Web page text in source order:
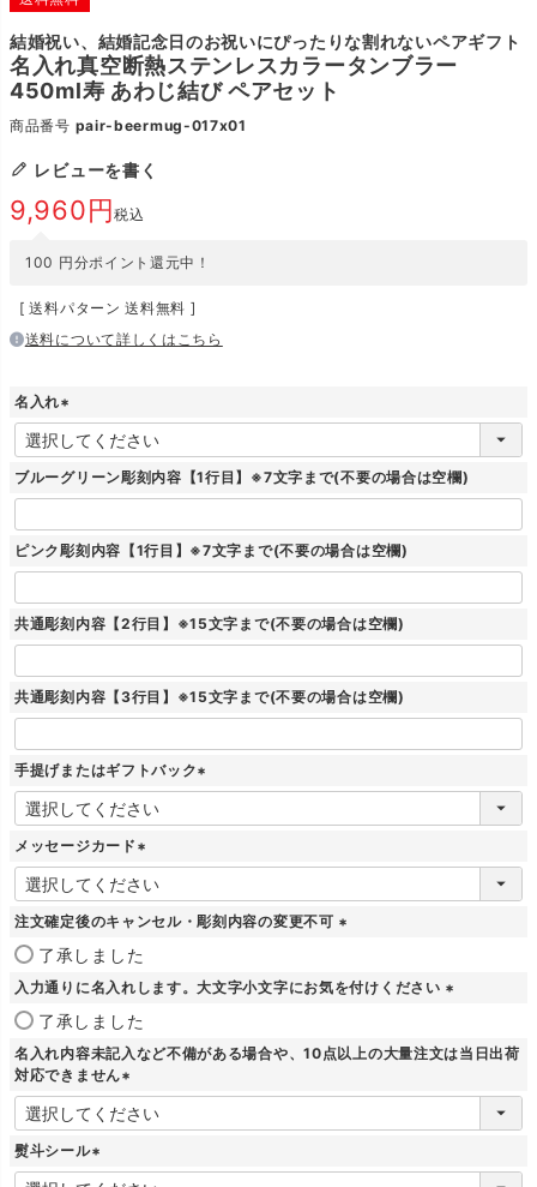
結婚祝い、結婚記念日のお祝いにぴったりな割れないペアギフト
名入れ真空断熱ステンレスカラータンブラー
450ml寿 あわじ結び ペアセット
商品番号 pair-beermug-017x01
レビューを書く
9,960 税込
100 円分ポイント還元中！
送料パターン 送料無料
送料について詳しくはこちら
名入れ
(
必
須
ブルーグリーン彫刻内容【1行目】※7文字まで(不要の場合は空欄)
ピンク彫刻内容【1行目】※7文字まで(不要の場合は空欄)
共通彫刻内容【2行目】※15文字まで(不要の場合は空欄)
共通彫刻内容【3行目】※15文字まで(不要の場合は空欄)
手提げまたはギフトバック
(
メッセージカード
(
必
須
注文確定後のキャンセル・彫刻内容の変更不可
須
了承しました
入力通りに名入れします。大文字小文字にお気を付けください
須
了承しました
名入れ内容未記入など不備がある場合や、10点以上の大量注文は当日出荷
対応できません
(
必
熨斗シール
(